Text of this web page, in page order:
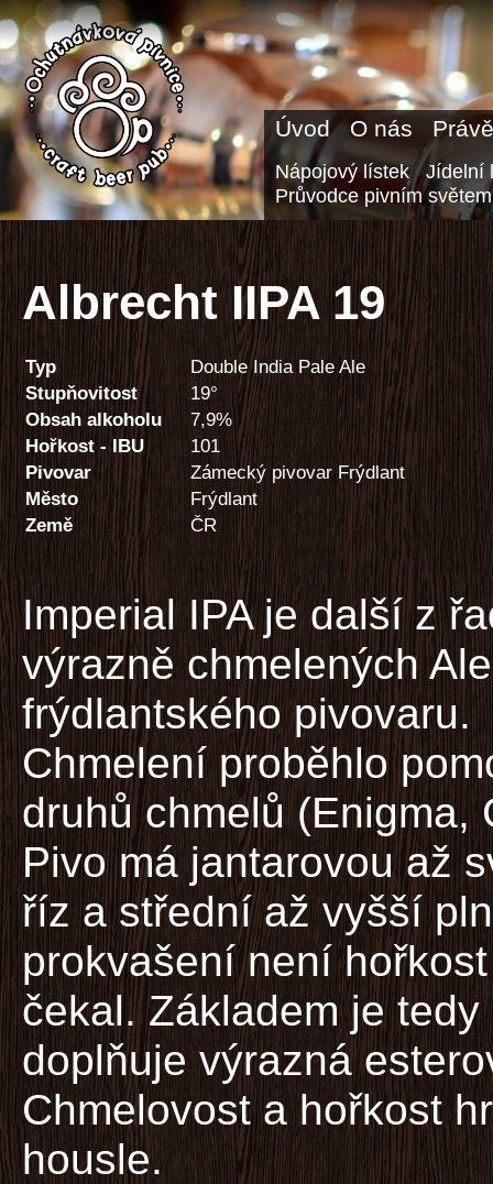
Úvod O nás
Nápojový lístek
Jídelní
Průvodce pivním světem
Albrecht IIPA 19
Typ
Double India Pale Ale
Stupňovitost
19°
Obsah alkoholu
7,9%
Hořkost - IBU
101
Pivovar
Zámecký pivovar Frýdlant
Město
Frýdlant
Země
ČR
Imperial IPA je další z
výrazně chmelených
frýdlantského pivovaru.
Chmelení proběhlo
druhů chmelů (Enigma,
Pivo má jantarovou až
říz a střední až vyšší
prokvašení není
čekal. Základem je
doplňuje výrazná
Chmelovost a hořkost
housle.